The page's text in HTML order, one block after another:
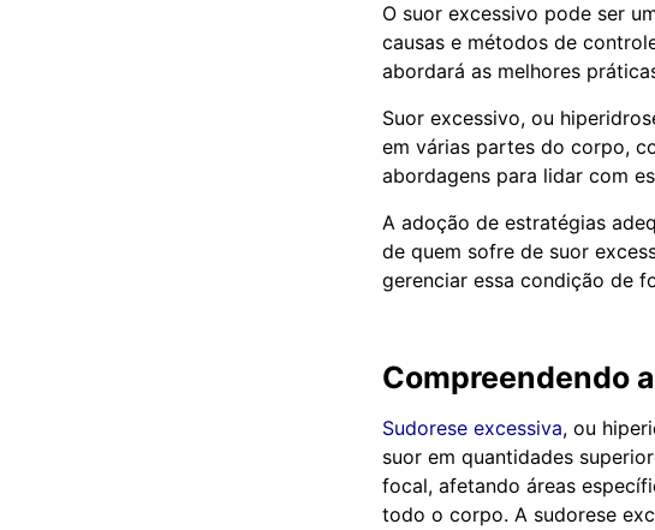
O suor excessivo pode ser
causas e métodos de
abordará as melhores
Suor excessivo, ou
em várias partes do corpo,
abordagens para lidar com
A adoção de estratégias
de quem sofre de suor
gerenciar essa condição de
Compreendendo
Sudorese excessiva, ou
suor em quantidades
focal, afetando áreas
todo o corpo. A sudorese